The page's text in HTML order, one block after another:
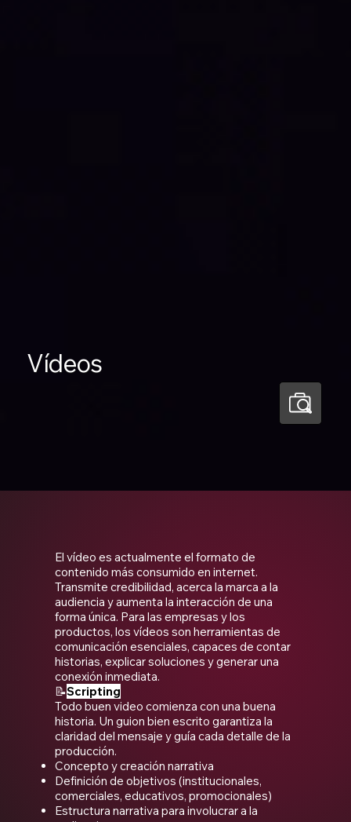
Vídeos
El vídeo es actualmente el formato de
contenido más consumido en internet.
Transmite credibilidad, acerca la marca a la
audiencia y aumenta la interacción de una
forma única. Para las empresas y los
productos, los vídeos son herramientas de
comunicación esenciales, capaces de contar
historias, explicar soluciones y generar una
conexión inmediata.
📝Scripting
Todo buen video comienza con una buena
historia. Un guion bien escrito garantiza la
claridad del mensaje y guía cada detalle de la
producción.
Concepto y creación narrativa
Definición de objetivos (institucionales,
comerciales, educativos, promocionales)
Estructura narrativa para involucrar a la